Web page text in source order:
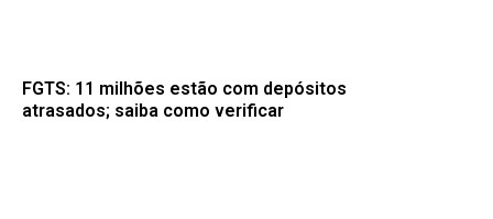
FGTS: 11 milhões estão com depósitos
atrasados; saiba como verificar